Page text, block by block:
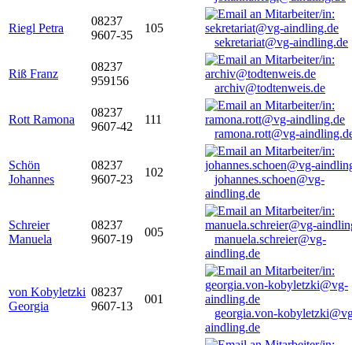
Riegl Petra
08237
9607-35
105
sekretariat@vg-aindling.de
Riß Franz
08237
959156
archiv@todtenweis.de
Rott Ramona
08237
9607-42
111
ramona.rott@vg-
Schön
Johannes
08237
9607-23
102
johannes.schoen@vg-
aindling.de
Schreier
Manuela
08237
9607-19
005
manuela.schreier@vg-
aindling.de
von Kobyletzki
Georgia
08237
9607-13
001
georgia.von-
aindling.de